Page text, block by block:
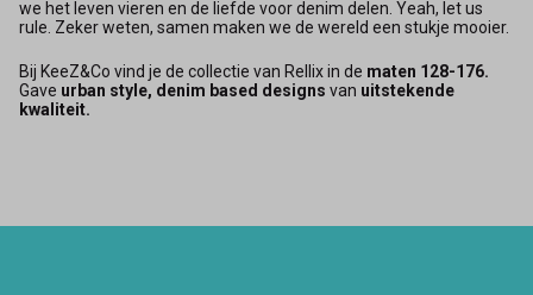
we het leven vieren en de liefde voor denim delen. Yeah, let us
rule. Zeker weten, samen maken we de wereld een stukje mooier.
Bij KeeZ&Co vind je de collectie van Rellix in de maten 128-176.
Gave urban style, denim based designs van uitstekende
kwaliteit.